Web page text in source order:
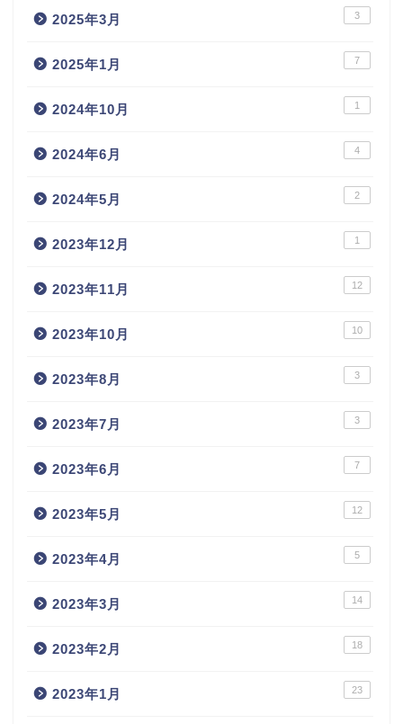
2025年3月 3
2025年1月 7
2024年10月 1
2024年6月 4
2024年5月 2
2023年12月 1
2023年11月 12
2023年10月 10
2023年8月 3
2023年7月 3
2023年6月 7
2023年5月 12
2023年4月 5
2023年3月 14
2023年2月 18
2023年1月 23